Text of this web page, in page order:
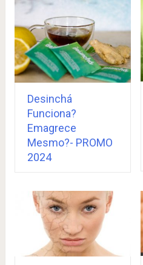
Desinchá
Funciona?
Emagrece
Mesmo?- PROMO
2024